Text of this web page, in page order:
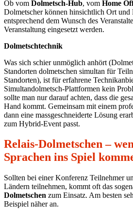
Ob vom Dolmetsch-Hub, vom Home
Dolmetscher können hinsichtlich Ort und
entsprechend dem Wunsch des
Veranstaltung eingesetzt werden.
Dolmetschtechnik
Was sich schier unmöglich anhört
Standorten dolmetschen simultan für
Standorten), ist für erfahrene
Simultandolmetsch-Plattformen kein
sollte man nur darauf achten, dass die
Hand kommt. Gemeinsam mit einem
dann eine massgeschneiderte Lösung
zum Hybrid-Event passt.
Relais-Dolmetschen –
Sprachen ins Spiel
Sollten bei einer Konferenz Teilnehmer
Ländern teilnehmen, kommt oft das
Dolmetschen zum Einsatz. Am besten
Beispiel näher an.